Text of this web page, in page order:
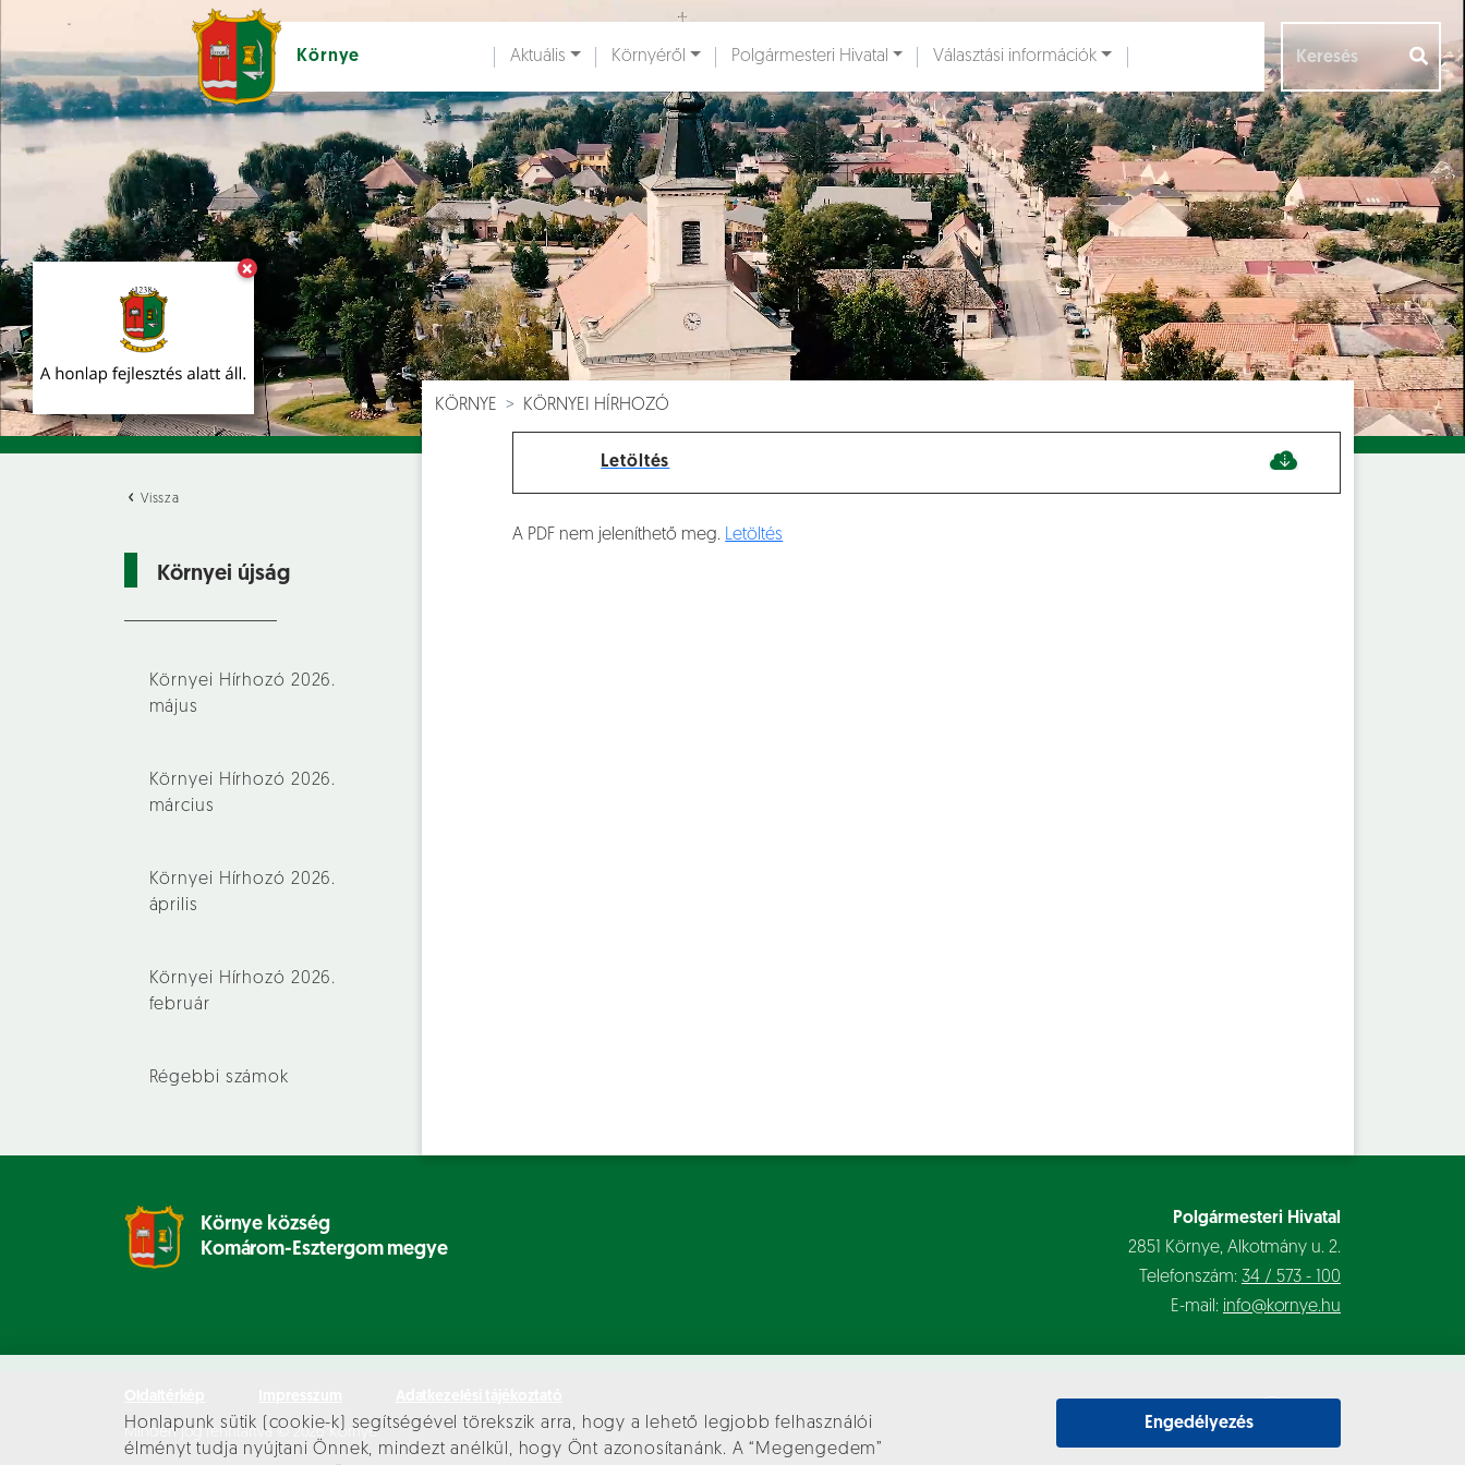
Honlapunk sütik (cookie-k) segítségével törekszik arra, hogy a lehető legjobb felhasználói
élményt tudja nyújtani Önnek, mindezt anélkül, hogy Önt azonosítanánk. A “Megengedem”
Engedélyezés
×
Környe
Ugrás a fő tartalomhoz
Aktuális Környéről Polgármesteri Hivatal Választási információk
Vissza
Környei újság
Környei Hírhozó 2026.
május
Környei Hírhozó 2026.
március
Környei Hírhozó 2026.
április
Környei Hírhozó 2026.
február
Régebbi számok
KÖRNYE KÖRNYEI HÍRHOZÓ
Letöltés
A PDF nem jeleníthető meg. Letöltés
Környe község
Komárom-Esztergom megye
Polgármesteri Hivatal
2851 Környe, Alkotmány u. 2.
Telefonszám: 34 / 573 - 100
E-mail: info@kornye.hu
Minden jog fenntartva © 2026 Környe
Hírek [ Események [] Dokumentumok [] Aloldalak []